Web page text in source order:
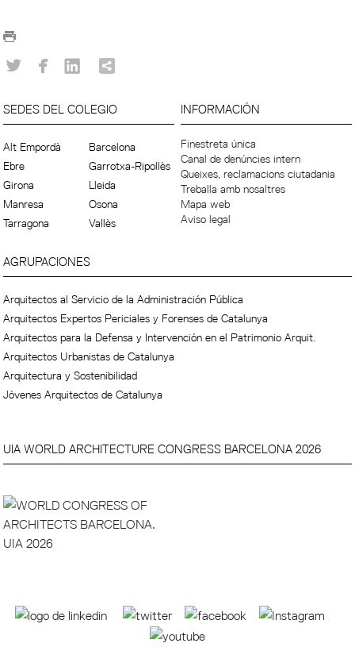
SEDES DEL COLEGIO
Alt Empordà
Barcelona
Ebre
Garrotxa-Ripollès
Girona
Lleida
Manresa
Osona
Tarragona
Vallès
INFORMACIÓN
Finestreta única
Canal de denúncies intern
Queixes, reclamacions ciutadania
Treballa amb nosaltres
Mapa web
Aviso legal
AGRUPACIONES
Arquitectos al Servicio de la Administración Pública
Arquitectos Expertos Periciales y Forenses de Catalunya
Arquitectos para la Defensa y Intervención en el Patrimonio Arquit.
Arquitectos Urbanistas de Catalunya
Arquitectura y Sostenibilidad
Jóvenes Arquitectos de Catalunya
UIA WORLD ARCHITECTURE CONGRESS BARCELONA 2026